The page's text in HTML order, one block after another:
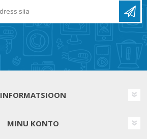
INFORMATSIOON
MINU KONTO